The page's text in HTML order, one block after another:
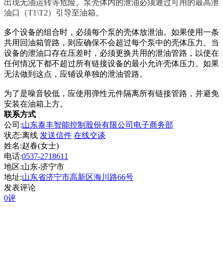
出现无油运转等危险。泵壳体内的泄油必须通过可用的最高泄
油口（T1\T2）引导至油箱。
多个设备的组合时，必须每个泵的壳体放泄油。如果使用一条
共用回油箱管路，则应确保不会超过每个泵中的壳体压力。当
设备的泄油口存在压差时，必须更换共用的泄油管路，以使在
任何情况下都不超过所有链接设备的最小允许壳体压力。如果
无法做到这点，应铺设单独的泄油管路。
为了是噪音较低，应使用弹性元件隔离所有链接管路，并避免
安装在油箱上方。
联系方式
公司:山东泰丰智能控制股份有限公司电子商务部
状态:离线 发送信件 在线交谈
姓名:赵春(女士)
电话:0537-2718611
地区:山东-济宁市
地址:山东省济宁市高新区海川路66号
发表评论
0评